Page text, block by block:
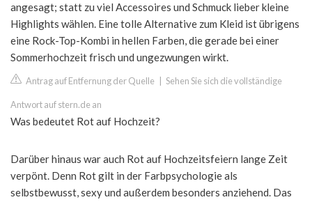
angesagt; statt zu viel Accessoires und Schmuck lieber kleine
Highlights wählen. Eine tolle Alternative zum Kleid ist übrigens
eine Rock-Top-Kombi in hellen Farben, die gerade bei einer
Sommerhochzeit frisch und ungezwungen wirkt.
Antrag auf Entfernung der Quelle Sehen Sie sich die vollständige
Antwort auf stern.de an
Was bedeutet Rot auf Hochzeit?
Darüber hinaus war auch Rot auf Hochzeitsfeiern lange Zeit
verpönt. Denn Rot gilt in der Farbpsychologie als
selbstbewusst, sexy und außerdem besonders anziehend. Das